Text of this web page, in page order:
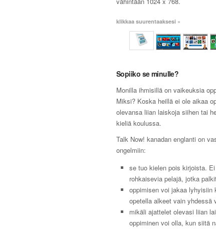
klikkaa suurentaaksesi »
Sopiiko se minulle?
Monilla ihmisillä on vaikeuksia
Miksi? Koska heillä ei ole aikaa
olevansa liian laiskoja siihen tai
kieliä koulussa.
Talk Now! kanadan englanti on
ongelmiin:
se tuo kielen pois kirjoista.
rohkaisevia pelajä, jotka
oppimisen voi jakaa
opetella alkeet vain yhdessä
mikäli ajattelet olevasi liian
oppiminen voi olla, kun siitä